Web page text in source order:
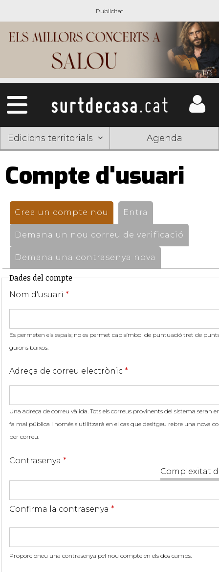
Edicions territorials Agenda
Compte d'usuari
Pestanyes
primàries
Crea un compte nou (pestanya activa)
Entra
Demana un nou correu de verificació
Demana una contrasenya nova
Dades del compte
Nom d'usuari *
Es permeten els espais; no es permet cap símbol de puntuació tret de
guions baixos.
Adreça de correu electrònic *
Una adreça de correu vàlida. Tots els correus provinents del sistema seran
fa mai pública i només s'utilitzarà en el cas que desitgeu rebre una nova
per correu.
Complexitat
Contrasenya *
Confirma la contrasenya *
Proporcioneu una contrasenya pel nou compte en els dos camps.